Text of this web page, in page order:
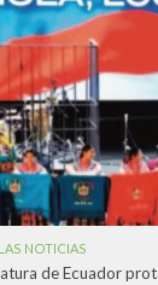
NOTICIAS
de Ecuador